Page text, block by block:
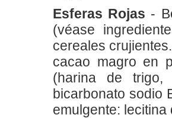
Esferas Rojas -
(véase
cereales
cacao magro en
(harina de trigo,
bicarbonato sodio
emulgente: lecitina